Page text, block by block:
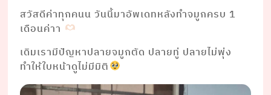
สวัสดีค่าทุกคนน วันนี้มาอัพเดทหลังทำจมูกครบ 1
เดือนค่าา
เดิมเรามีปัญหาปลายจมูกตัด ปลายทู่ ปลายไม่พุ่ง
ทำให้ใบหน้าดูไม่มีมิติ